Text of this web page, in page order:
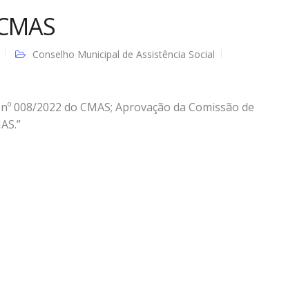
Conselho Municipal de Assistência Social
008/2022 do CMAS; Aprovação da Comissão de